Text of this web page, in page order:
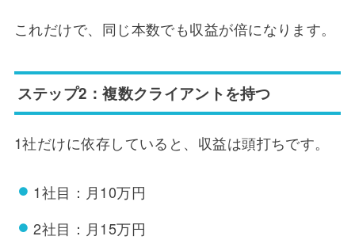
これだけで、同じ本数でも収益が倍になります。
ステップ2：複数クライアントを持つ
1社だけに依存していると、収益は頭打ちです。
1社目：月10万円
2社目：月15万円